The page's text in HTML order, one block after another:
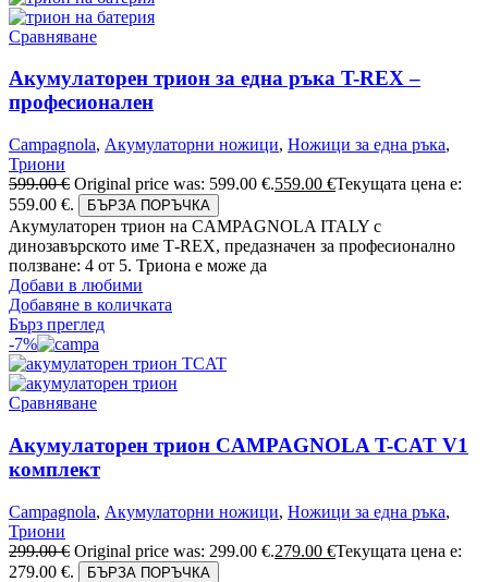
Сравняване
Акумулаторен трион за една ръка T-REX –
професионален
Campagnola, Акумулаторни ножици, Ножици за една ръка,
Триони
599.00€ Original price was: 599.00 €.559.00 €Текущата цена е:
559.00 €.
БЪРЗА ПОРЪЧКА
Акумулаторен трион на CAMPAGNOLA ITALY с
динозавърското име Т-REX, предазначен за професионално
ползване: 4 от 5. Триона е може да
Добави в любими
Добавяне в количката
Бърз преглед
-7%
Сравняване
Акумулаторен трион CAMPAGNOLA T-CAT V1
комплект
Campagnola, Акумулаторни ножици, Ножици за една ръка,
Триони
299.00€ Original price was: 299.00 €.279.00 €Текущата цена е:
279.00 €.
БЪРЗА ПОРЪЧКА